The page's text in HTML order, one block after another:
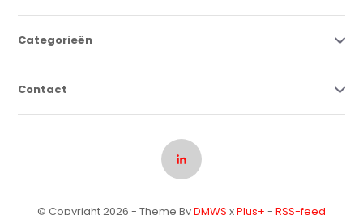
Categorieën
Contact
© Copyright 2026 - Theme ByDMWS xPlus+ - RSS-feed